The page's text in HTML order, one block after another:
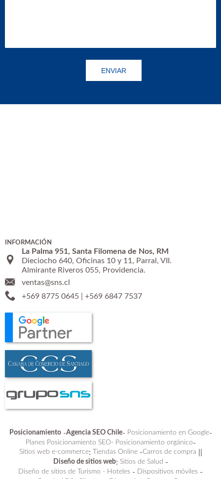
INFORMACIÓN
La Palma 951, Santa Filomena de Nos, RM
Dieciocho 640, Oficinas 10 y 11, Parral, VII.
Almirante Riveros 055, Providencia.
ventas@sns.cl
+569 8775 0645| +569 6847 7537
Posicionamiento-Agencia SEO Chile- Posicionamiento en Google-
Planes Posicionamiento SEO- Posicionamiento orgánico-
Sitios web e-commerce: Tiendas Online-Carros de compra
Diseño de sitios web: Sitios de Salud -
Diseño de sitios de Turismo - Hoteles - Dispositivos móviles -